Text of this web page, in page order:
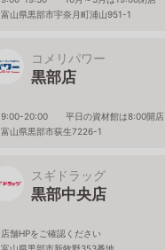
富山県黒部市宇奈月町浦山951-1
コメリパワー
黒部店
9:00-20:00 平日の資材館は8:00開店
富山県黒部市荻生7226-1
スギドラッグ
黒部中央店
店舗HPをご確認ください